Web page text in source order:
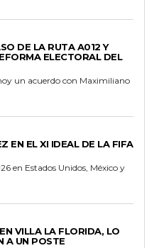
DE LA RUTA A012 Y
ELECTORAL DEL
un acuerdo con Maximiliano
EN EL XI IDEAL DE LA FIFA
en Estados Unidos, México y
VILLA LA FLORIDA, LO
A UN POSTE